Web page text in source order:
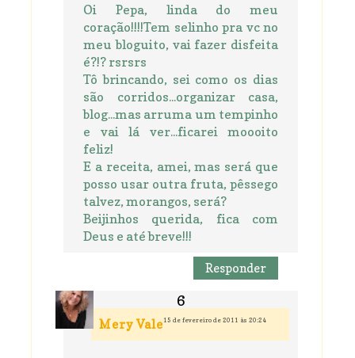
Oi Pepa, linda do meu
coração!!!!Tem selinho pra vc no
meu bloguito, vai fazer disfeita
é?!? rsrsrs
Tô brincando, sei como os dias
são corridos...organizar casa,
blog...mas arruma um tempinho
e vai lá ver...ficarei moooito
feliz!
E a receita, amei, mas será que
posso usar outra fruta, pêssego
talvez, morangos, será?
Beijinhos querida, fica com
Deus e até breve!!!
Responder
Mery Vale 15 de fevereiro de 2011 às 20:24